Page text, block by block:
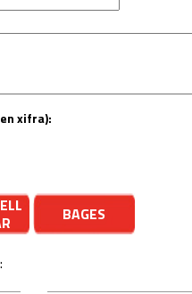
xifra):
BAGES